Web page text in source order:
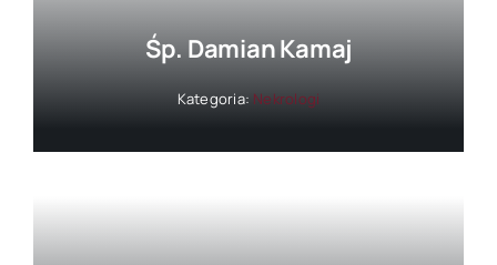
Śp. Damian Kamaj
Kategoria: Nekrologi